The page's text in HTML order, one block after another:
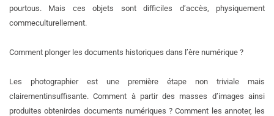
pourtous. Mais ces objets sont difficiles d’accès, physiquement
commeculturellement.
Comment plonger les documents historiques dans l’ère numérique ?
Les photographier est une première étape non triviale mais
clairementinsuffisante. Comment à partir des masses d’images ainsi
produites obtenirdes documents numériques ? Comment les annoter, les